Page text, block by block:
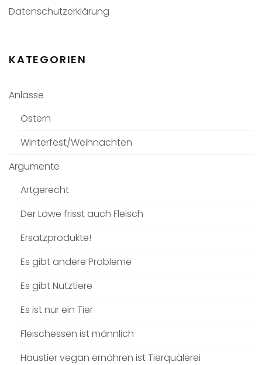
Datenschutzerklärung
KATEGORIEN
Anlässe
Ostern
Winterfest/Weihnachten
Argumente
Artgerecht
Der Löwe frisst auch Fleisch
Ersatzprodukte!
Es gibt andere Probleme
Es gibt Nutztiere
Es ist nur ein Tier
Fleischessen ist männlich
Haustier vegan ernähren ist Tierquälerei